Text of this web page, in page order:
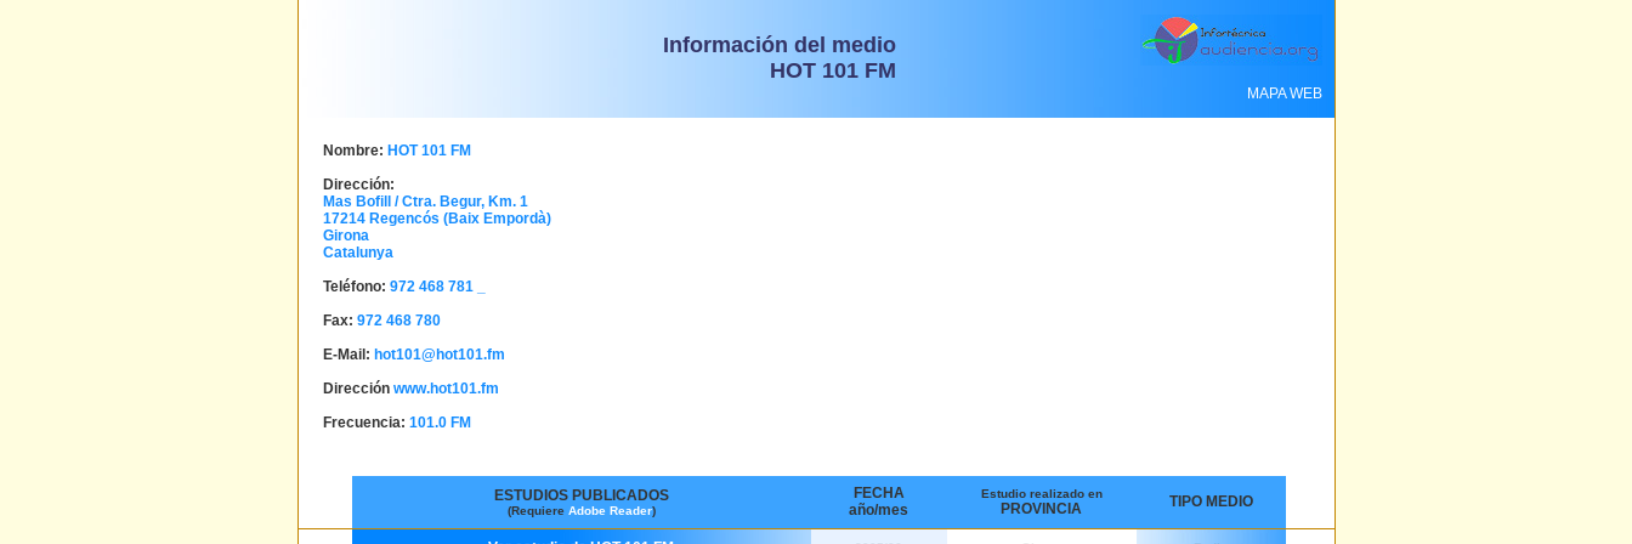
Información del medio
HOT 101 FM
MAPA WEB
Nombre: HOT 101 FM
Dirección:
Mas Bofill / Ctra. Begur, Km. 1
17214 Regencós (Baix Empordà)
Girona
Catalunya
Teléfono: 972 468 781 _
Fax: 972 468 780
E-Mail: hot101@hot101.fm
Dirección www.hot101.fm
Frecuencia: 101.0 FM
ESTUDIOS PUBLICADOS
(Requiere Adobe Reader)
FECHA
año/mes
Estudio realizado en
PROVINCIA TIPO MEDIO